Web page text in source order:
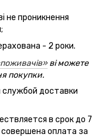
не проникнення
- 2 роки.
ві можете
покупки.
доставки
в срок до 7
оплата за